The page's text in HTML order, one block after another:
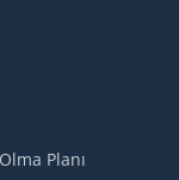
Planı